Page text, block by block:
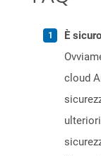
È
cloud